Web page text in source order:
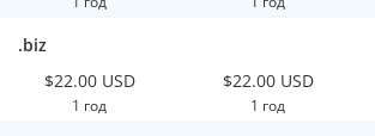
.biz
$22.00 USD
1 год
$22.00 USD
1 год